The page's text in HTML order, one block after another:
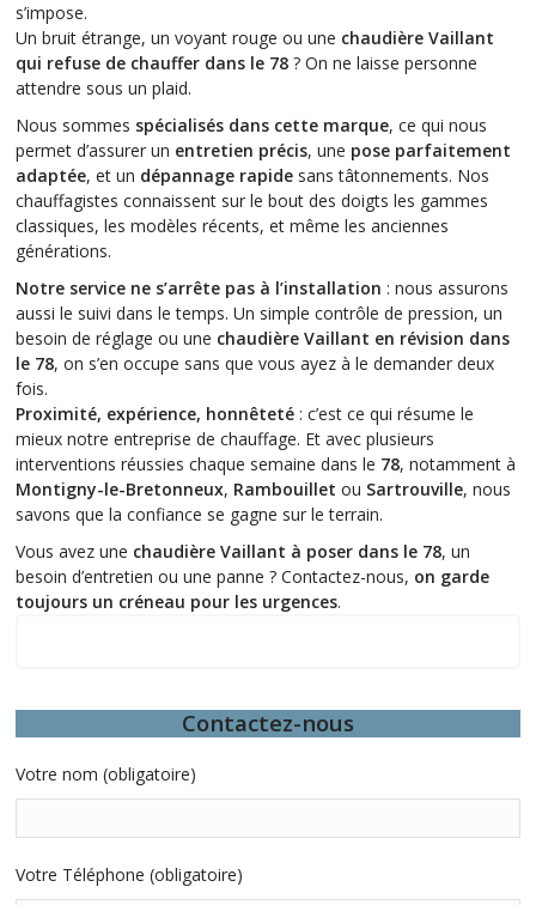
s’impose.
Un bruit étrange, un voyant rouge ou une chaudière Vaillant
qui refuse de chauffer dans le 78 ? On ne laisse personne
attendre sous un plaid.
Nous sommes spécialisés dans cette marque, ce qui nous
permet d’assurer un entretien précis, une pose parfaitement
adaptée, et un dépannage rapide sans tâtonnements. Nos
chauffagistes connaissent sur le bout des doigts les gammes
classiques, les modèles récents, et même les anciennes
générations.
Notre service ne s’arrête pas à l’installation : nous assurons
aussi le suivi dans le temps. Un simple contrôle de pression, un
besoin de réglage ou une chaudière Vaillant en révision dans
le 78, on s’en occupe sans que vous ayez à le demander deux
fois.
Proximité, expérience, honnêteté : c’est ce qui résume le
mieux notre entreprise de chauffage. Et avec plusieurs
interventions réussies chaque semaine dans le 78, notamment à
Montigny-le-Bretonneux, Rambouillet ou Sartrouville, nous
savons que la confiance se gagne sur le terrain.
Vous avez une chaudière Vaillant à poser dans le 78, un
besoin d’entretien ou une panne ? Contactez-nous, on garde
toujours un créneau pour les urgences.
Contactez-nous
Votre nom (obligatoire)
Votre Téléphone (obligatoire)